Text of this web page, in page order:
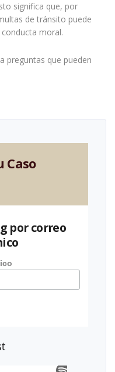
significa que, por
de tránsito puede
moral.
preguntas que pueden
Caso
por correo